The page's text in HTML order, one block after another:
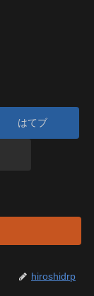
はてブ
hiroshidrp